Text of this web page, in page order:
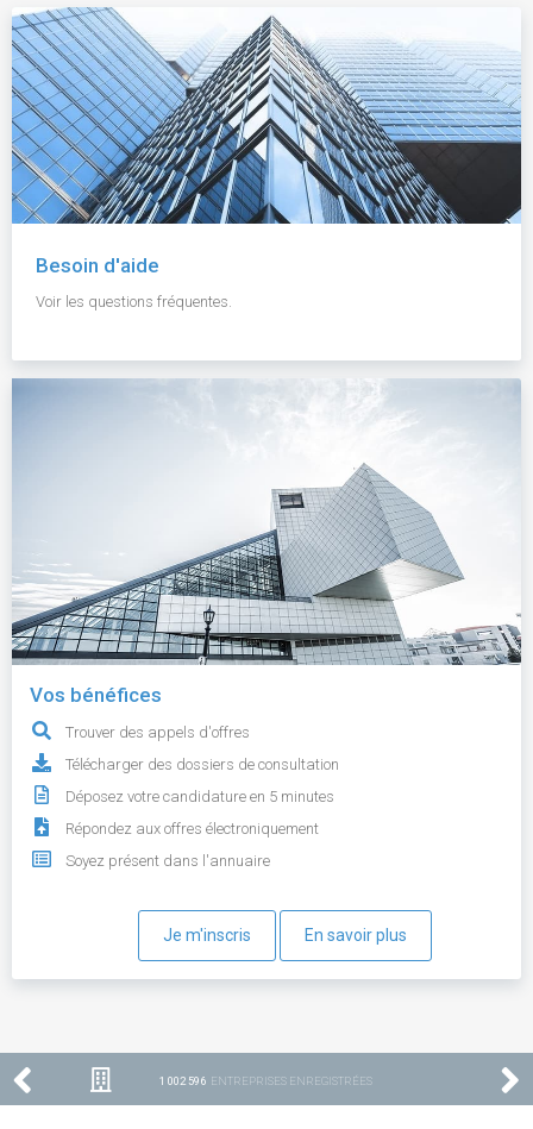
Besoin d'aide
Voir les questions fréquentes.
Vos bénéfices
Trouver des appels d'offres
Télécharger des dossiers de consultation
Déposez votre candidature en 5 minutes
Répondez aux offres électroniquement
Soyez présent dans l'annuaire
Je m'inscris En savoir plus
1 002 596 ENTREPRISES ENREGISTRÉES